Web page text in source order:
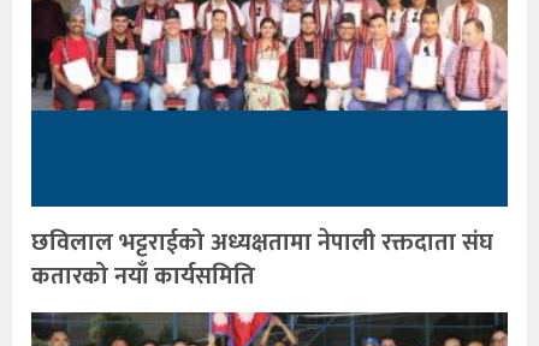
छविलाल भट्टराईको अध्यक्षतामा नेपाली रक्तदाता संघ
कतारको नयाँ कार्यसमिति